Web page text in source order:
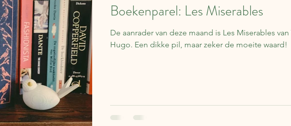
Over boeken IJsland Finland Nederland België Japan
Portugal Literaire kalender
Boekenparel: Les Miserables
De aanrader van deze maand is Les Miserables
Hugo. Een dikke pil, maar zeker de moeite waard!